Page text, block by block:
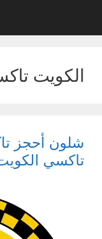
المحتوى
الكويت
شلون أحجز
تاكسي الكويت 24